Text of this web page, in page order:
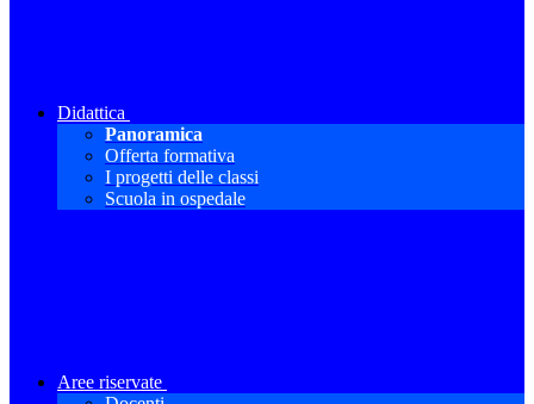
Didattica
Panoramica
Offerta formativa
I progetti delle classi
Scuola in ospedale
Aree riservate